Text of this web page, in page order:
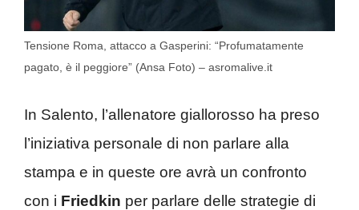
Tensione Roma, attacco a Gasperini: “Profumatamente
pagato, è il peggiore” (Ansa Foto) – asromalive.it
In Salento, l’allenatore giallorosso ha preso
l’iniziativa personale di non parlare alla
stampa e in queste ore avrà un confronto
con i Friedkin per parlare delle strategie di